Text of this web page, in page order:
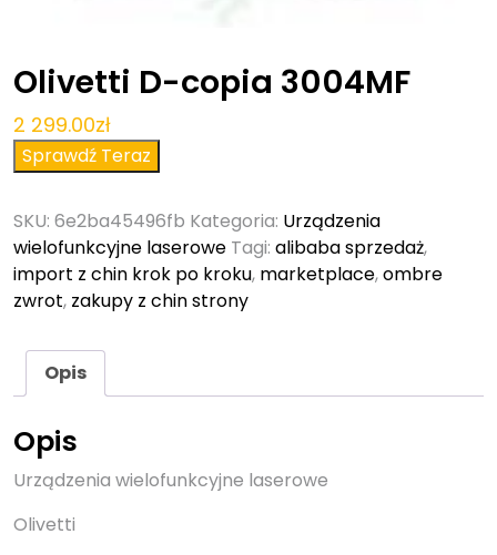
Olivetti D-copia 3004MF
2 299.00zł
Sprawdź Teraz
SKU: 6e2ba45496fb Kategoria: Urządzenia
wielofunkcyjne laserowe Tagi: alibaba sprzedaż,
import z chin krok po kroku, marketplace,ombre
zwrot, zakupy z chin strony
Opis
Opis
Urządzenia wielofunkcyjne laserowe
Olivetti